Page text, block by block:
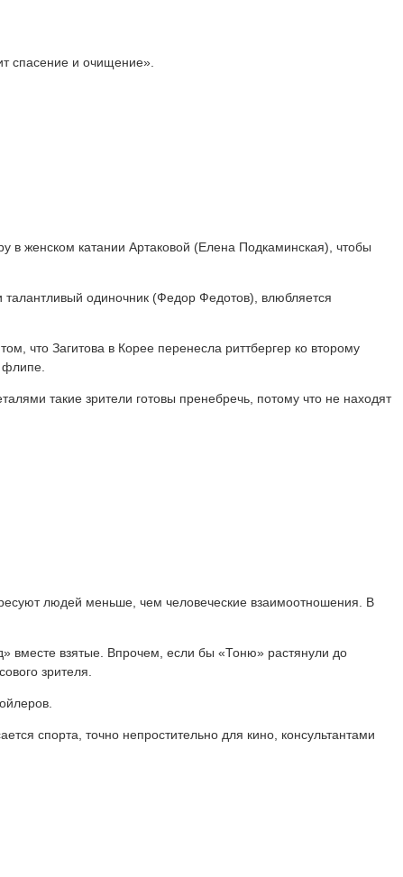
спасение и очищение».
в женском катании Артаковой (Елена Подкаминская), чтобы
талантливый одиночник (Федор Федотов), влюбляется
что Загитова в Корее перенесла риттбергер ко второму
флипе.
такие зрители готовы пренебречь, потому что не находят
людей меньше, чем человеческие взаимоотношения. В
вместе взятые. Впрочем, если бы «Тоню» растянули до
зрителя.
спорта, точно непростительно для кино, консультантами